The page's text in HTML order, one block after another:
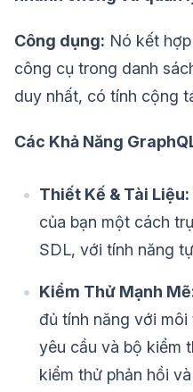
Công dụng: Nó kết
công cụ trong danh
duy nhất, có tính cộng
Các Khả Năng
Thiết Kế & Tài Liệu:
của bạn một cách
SDL, với tính năng
Kiểm Thử Mạnh
đủ tính năng với
yêu cầu và bộ kiểm
kiểm thử phản hồi